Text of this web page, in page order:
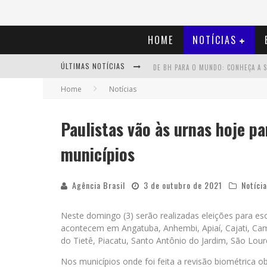
HOME NOTÍCIAS
ÚLTIMAS NOTÍCIAS
Home Notícias
Paulistas vão às urnas hoje
municípios
Agência Brasil 3 de outubro de 2021
Neste domingo (3) serão realizadas eleições para
acontecem em Angatuba, Anhembi, Apiaí, Cajati,
do Tietê, Piacatu, Santo Antônio do Jardim, São
Nos municípios onde foi feita a revisão biométrica